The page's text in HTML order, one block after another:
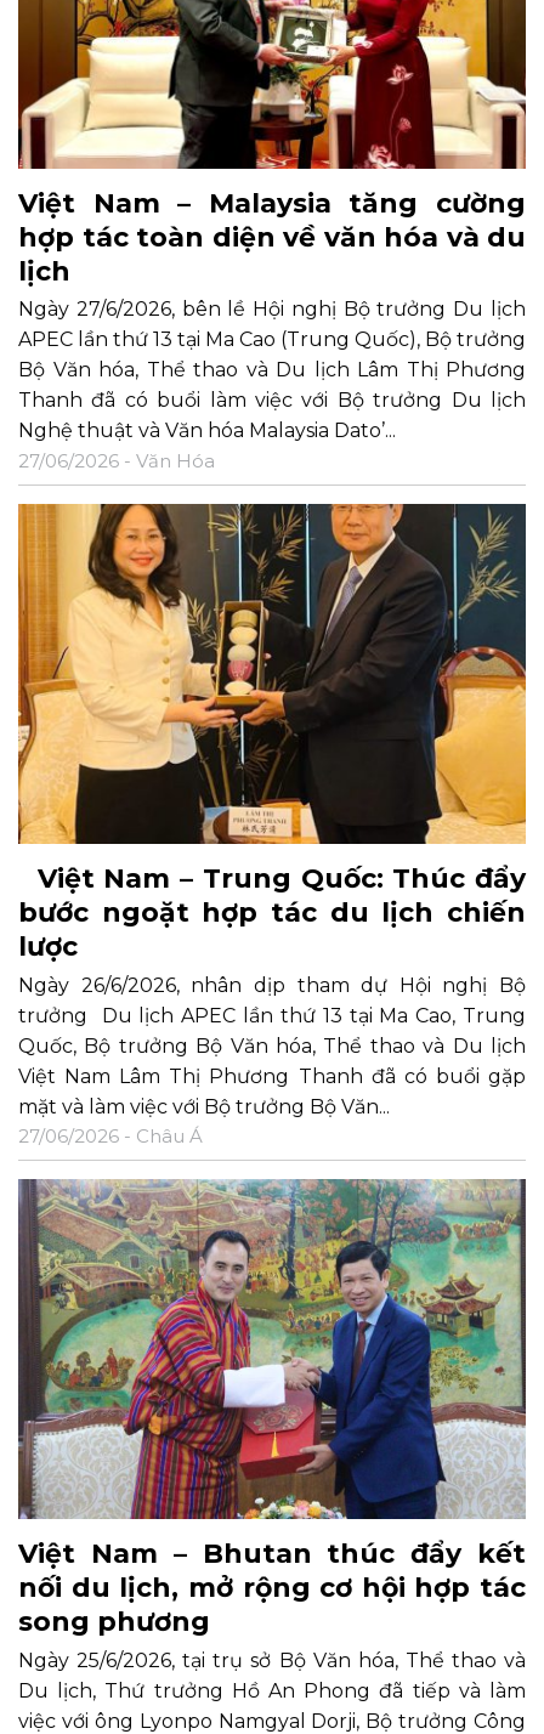
Việt Nam – Malaysia tăng cường
hợp tác toàn diện về văn hóa và du
lịch
Ngày 27/6/2026, bên lề Hội nghị Bộ trưởng Du lịch
APEC lần thứ 13 tại Ma Cao (Trung Quốc), Bộ trưởng
Bộ Văn hóa, Thể thao và Du lịch Lâm Thị Phương
Thanh đã có buổi làm việc với Bộ trưởng Du lịch
Nghệ thuật và Văn hóa Malaysia Dato’...
27/06/2026 - Văn Hóa
Việt Nam – Trung Quốc: Thúc đẩy
bước ngoặt hợp tác du lịch chiến
lược
Ngày 26/6/2026, nhân dịp tham dự Hội nghị Bộ
trưởng Du lịch APEC lần thứ 13 tại Ma Cao, Trung
Quốc, Bộ trưởng Bộ Văn hóa, Thể thao và Du lịch
Việt Nam Lâm Thị Phương Thanh đã có buổi gặp
mặt và làm việc với Bộ trưởng Bộ Văn...
27/06/2026 - Châu Á
Việt Nam – Bhutan thúc đẩy kết
nối du lịch, mở rộng cơ hội hợp tác
song phương
Ngày 25/6/2026, tại trụ sở Bộ Văn hóa, Thể thao và
Du lịch, Thứ trưởng Hồ An Phong đã tiếp và làm
việc với ông Lyonpo Namgyal Dorji, Bộ trưởng Công